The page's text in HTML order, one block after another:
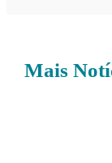
Mais